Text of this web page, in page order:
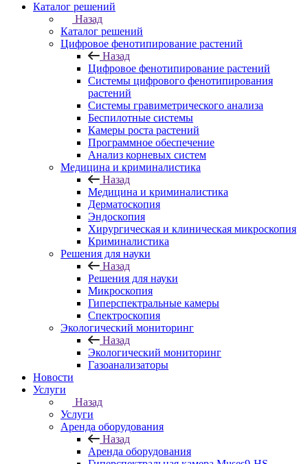
Каталог решений
Назад
Каталог решений
Цифровое фенотипирование растений
Назад
Цифровое фенотипирование растений
Системы цифрового фенотипирования
растений
Системы гравиметрического анализа
Беспилотные системы
Камеры роста растений
Программное обеспечение
Анализ корневых систем
Медицина и криминалистика
Назад
Медицина и криминалистика
Дерматоскопия
Эндоскопия
Хирургическая и клиническая микроскопия
Криминалистика
Решения для науки
Назад
Решения для науки
Микроскопия
Гиперспектральные камеры
Спектроскопия
Экологический мониторинг
Назад
Экологический мониторинг
Газоанализаторы
Новости
Услуги
Назад
Услуги
Аренда оборудования
Назад
Аренда оборудования